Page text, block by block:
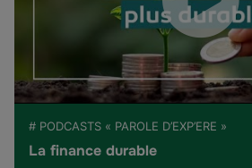
# PODCASTS « PAROLE D’EXP’ERE »
La finance durable